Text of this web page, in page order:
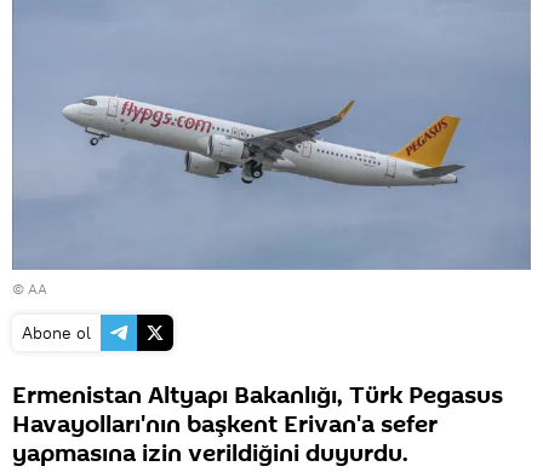
© AA
Abone ol
Ermenistan Altyapı Bakanlığı, Türk Pegasus
Havayolları'nın başkent Erivan'a sefer
yapmasına izin verildiğini duyurdu.